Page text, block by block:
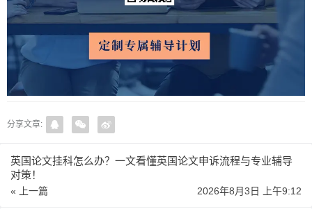
分享文章:
英国论文挂科怎么办？一文看懂英国论文申诉流程与专业辅导
对策！
« 上一篇 2026年8月3日 上午9:12